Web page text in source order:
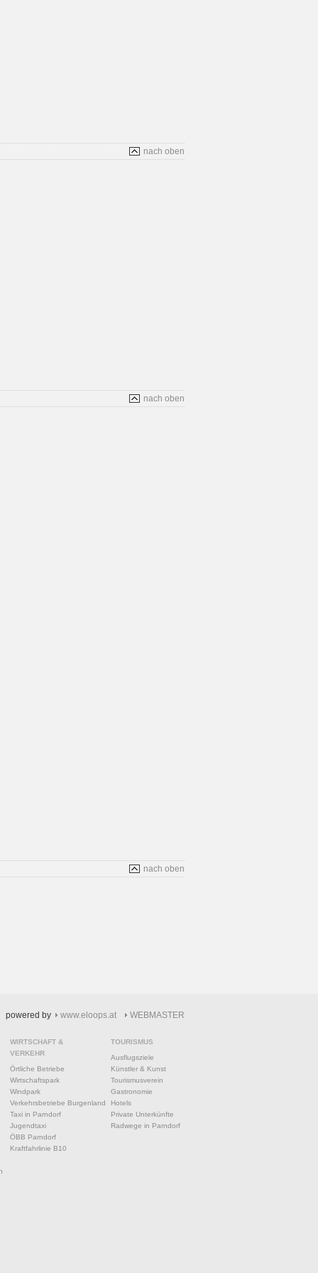
nach oben
nach oben
nach oben
powered by www.eloops.at WEBMASTER
WIRTSCHAFT &
VERKEHR
Örtliche Betriebe
Wirtschaftspark
Windpark
Verkehrsbetriebe Burgenland
Taxi in Parndorf
Jugendtaxi
ÖBB Parndorf
Kraftfahrlinie B10
TOURISMUS
Ausflugsziele
Künstler & Kunst
Tourismusverein
Gastronomie
Hotels
Private Unterkünfte
Radwege in Parndorf